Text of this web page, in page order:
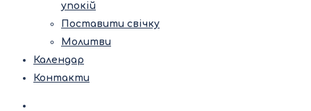
упокій
Поставити свічку
Молитви
Календар
Контакти